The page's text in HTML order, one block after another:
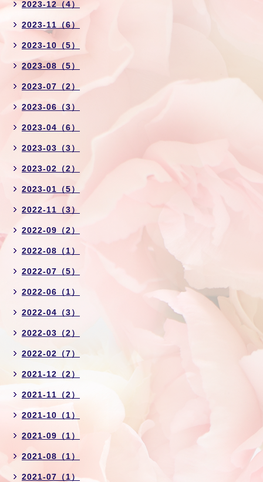
2023-12（4）
2023-11（6）
2023-10（5）
2023-08（5）
2023-07（2）
2023-06（3）
2023-04（6）
2023-03（3）
2023-02（2）
2023-01（5）
2022-11（3）
2022-09（2）
2022-08（1）
2022-07（5）
2022-06（1）
2022-04（3）
2022-03（2）
2022-02（7）
2021-12（2）
2021-11（2）
2021-10（1）
2021-09（1）
2021-08（1）
2021-07（1）